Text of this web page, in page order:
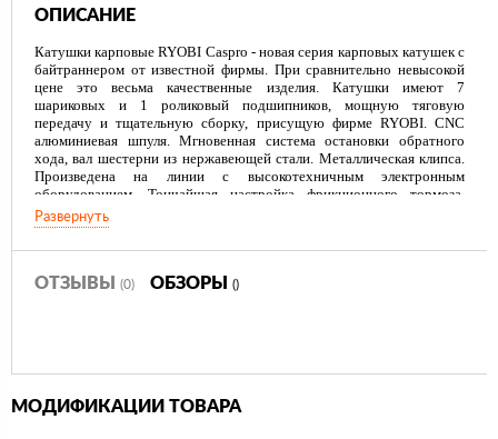
ОПИСАНИЕ
Катушки карповые RYOBI Caspro - новая серия карповых катушек с
байтраннером от известной фирмы. При сравнительно невысокой
цене это весьма качественные изделия. Катушки имеют 7
шариковых и 1 роликовый подшипников, мощную тяговую
передачу и тщательную сборку, присущую фирме RYOBI. CNC
алюминиевая шпуля. Мгновенная система остановки обратного
хода, вал шестерни из нержавеющей стали. Металлическая клипса.
Произведена на линии с высокотехничным электронным
оборудованием. Тончайшая настройка фрикционного тормоза.
Минимальные люфты. Мягчайший ход.
Развернуть
ОТЗЫВЫ (0) ОБЗОРЫ ()
МОДИФИКАЦИИ ТОВАРА